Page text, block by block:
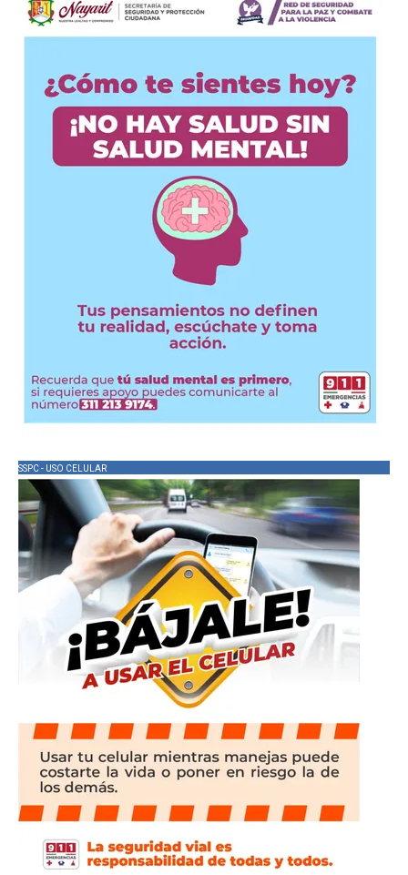
SSPC - USO CELULAR